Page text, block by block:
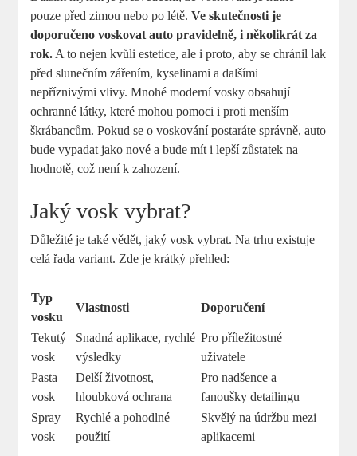
pouze před zimou nebo po létě.Ve skutečnosti je
doporučeno voskovat auto pravidelně, i několikrát za
rok. A to nejen kvůli estetice, ale i proto, aby se chránil lak
před slunečním zářením, kyselinami a dalšími
nepříznivými vlivy. Mnohé moderní vosky obsahují
ochranné látky, které mohou pomoci i proti menším
škrábancům. Pokud se o voskování postaráte správně, auto
bude vypadat jako nové a bude mít i lepší zůstatek na
hodnotě, což není k zahození.
Jaký vosk vybrat?
Důležité je také vědět, jaký vosk vybrat. Na trhu existuje
celá řada variant. Zde je krátký přehled:
Typ
vosku
Vlastnosti Doporučení
Tekutý
vosk
Snadná aplikace, rychlé
výsledky
Pro příležitostné
uživatele
Pasta
vosk
Delší životnost,
hloubková ochrana
Pro nadšence a
fanoušky detailingu
Spray
vosk
Rychlé a pohodlné
použití
Skvělý na údržbu mezi
aplikacemi